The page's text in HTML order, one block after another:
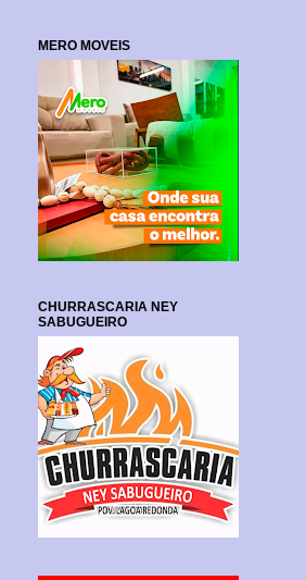
MERO MOVEIS
CHURRASCARIA NEY
SABUGUEIRO